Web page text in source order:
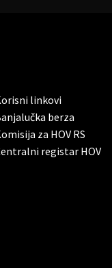
linkovi
berza
za HOV RS
registar HOV